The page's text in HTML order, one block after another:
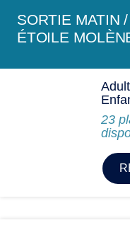
SORTIE MATIN
ÉTOILE
23